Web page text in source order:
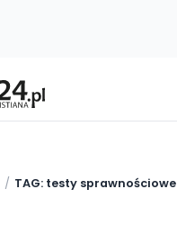
TAG: testy sprawnościowe